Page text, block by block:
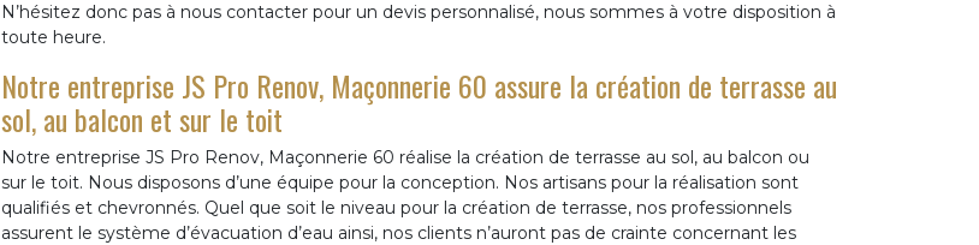
N’hésitez donc pas à nous contacter pour un devis personnalisé, nous sommes à votre disposition à
toute heure.
Notre entreprise JS Pro Renov, Maçonnerie 60 assure la création de terrasse au
sol, au balcon et sur le toit
Notre entreprise JS Pro Renov, Maçonnerie 60 réalise la création de terrasse au sol, au balcon ou
sur le toit. Nous disposons d’une équipe pour la conception. Nos artisans pour la réalisation sont
qualifiés et chevronnés. Quel que soit le niveau pour la création de terrasse, nos professionnels
assurent le système d’évacuation d’eau ainsi, nos clients n’auront pas de crainte concernant les